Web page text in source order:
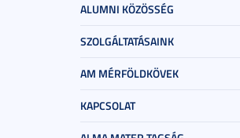
ALUMNI KÖZÖSSÉG
SZOLGÁLTATÁSAINK
AM MÉRFÖLDKÖVEK
KAPCSOLAT